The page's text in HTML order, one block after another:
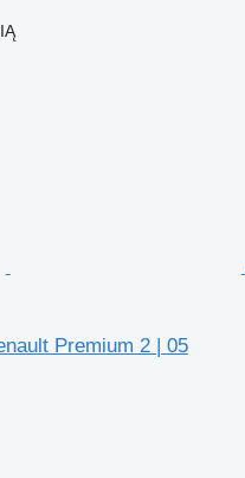
Premium 2 | 05